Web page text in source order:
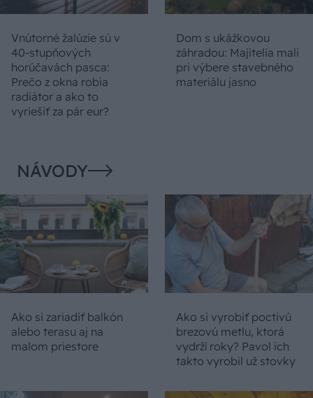
Vnútorné žalúzie sú v
40-stupňových
horúčavách pasca:
Prečo z okna robia
radiátor a ako to
vyriešiť za pár eur?
Dom s ukážkovou
záhradou: Majitelia mali
pri výbere stavebného
materiálu jasno
NÁVODY
Ako si zariadiť balkón
alebo terasu aj na
malom priestore
Ako si vyrobiť poctivú
brezovú metlu, ktorá
vydrží roky? Pavol ich
takto vyrobil už stovky